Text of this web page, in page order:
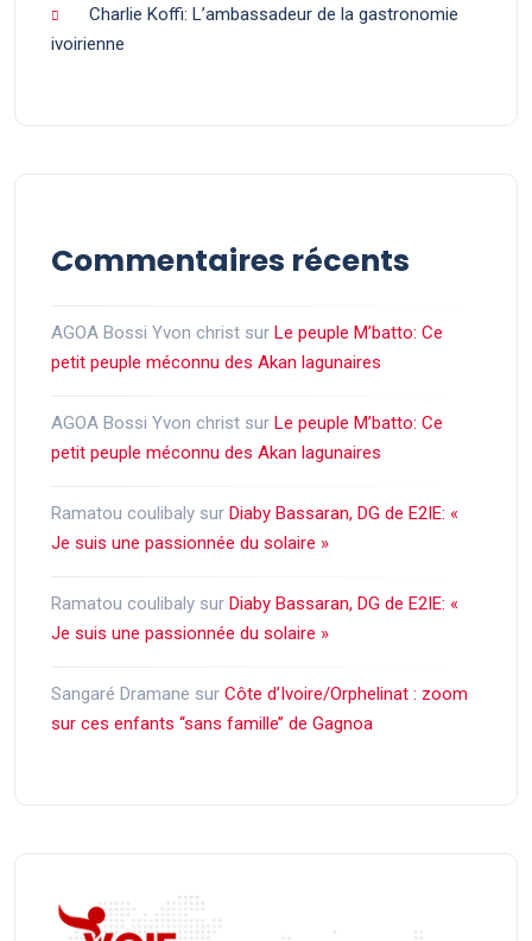
Charlie Koffi: L’ambassadeur de la gastronomie
ivoirienne
Commentaires récents
AGOA Bossi Yvon christ sur Le peuple M’batto: Ce
petit peuple méconnu des Akan lagunaires
AGOA Bossi Yvon christ sur Le peuple M’batto: Ce
petit peuple méconnu des Akan lagunaires
Ramatou coulibaly sur Diaby Bassaran, DG de E2IE: «
Je suis une passionnée du solaire »
Ramatou coulibaly sur Diaby Bassaran, DG de E2IE: «
Je suis une passionnée du solaire »
Sangaré Dramane sur Côte d’Ivoire/Orphelinat : zoom
sur ces enfants ‘‘sans famille’’ de Gagnoa